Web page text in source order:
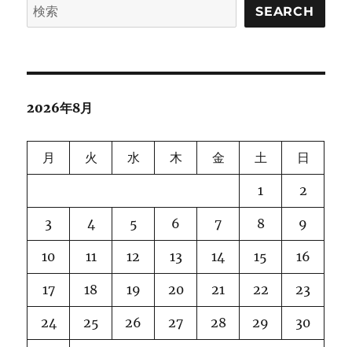
Slides
SEARCH
2026年8月
月 火 水 木 金 土 日
1 2
3 4 5 6 7 8 9
10 11 12 13 14 15 16
17 18 19 20 21 22 23
24 25 26 27 28 29 30